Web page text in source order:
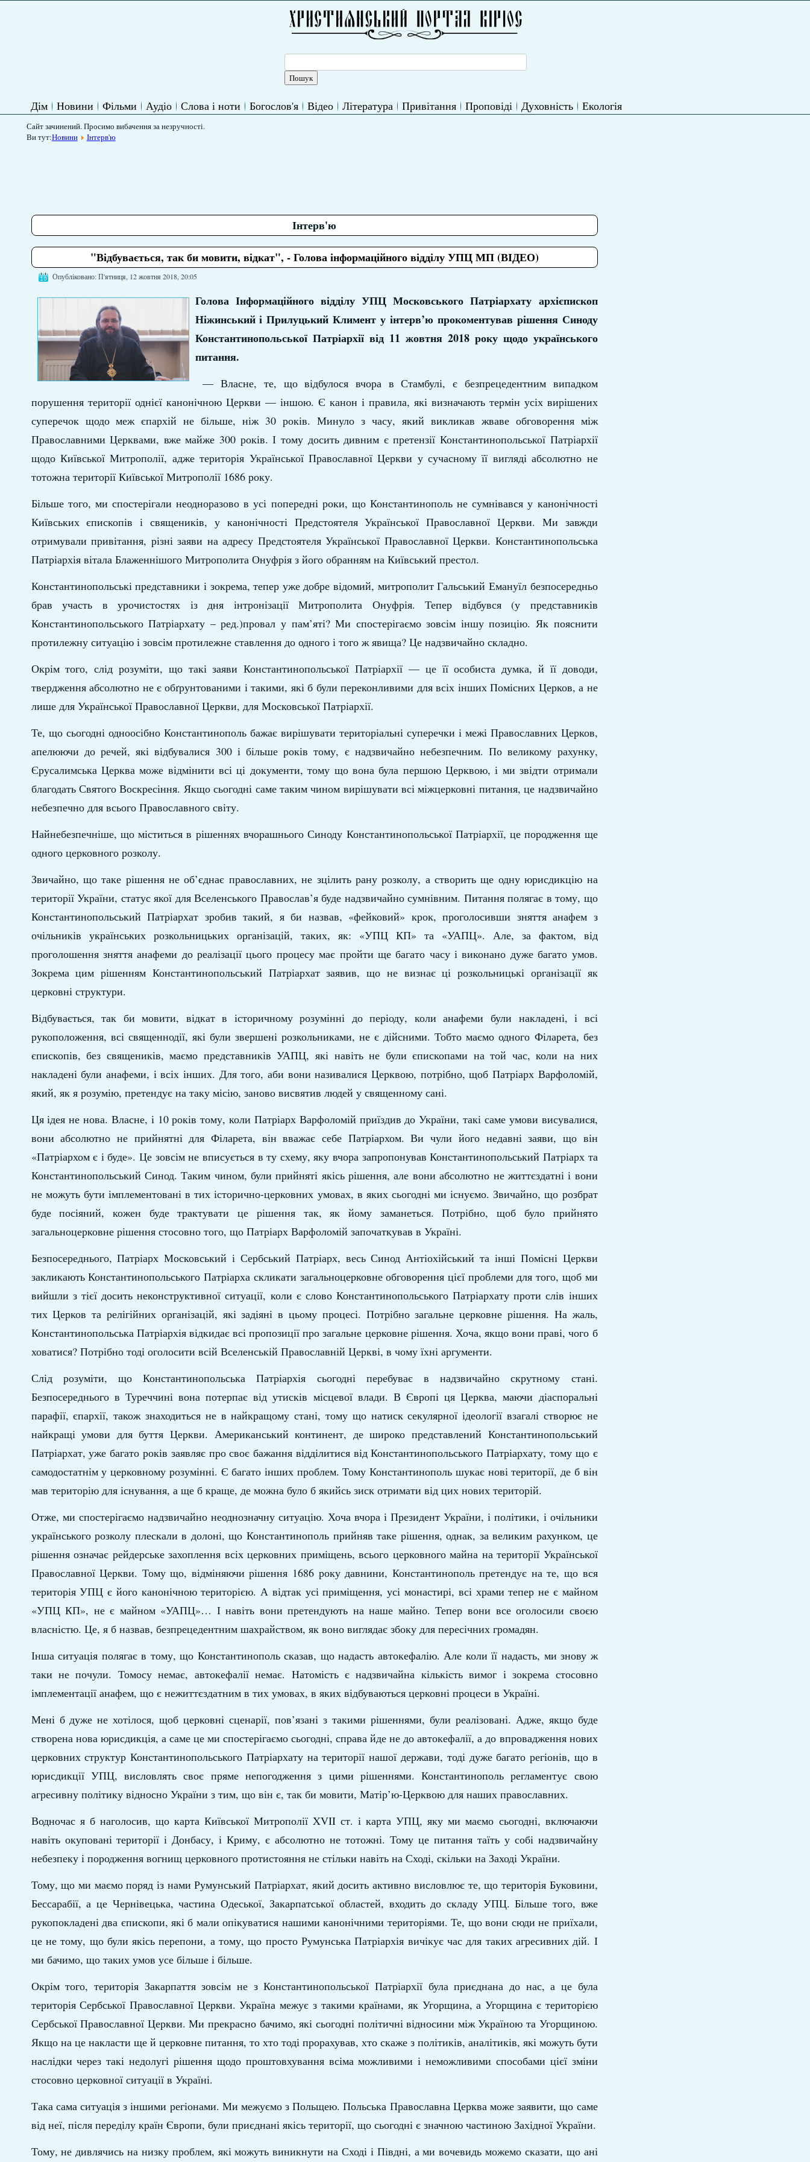
Дім Новини Фільми Аудіо Слова і ноти Богослов'я Відео Література Привітання Проповіді Духовність Екологія
Сайт зачинений. Просимо вибачення за незручності.
Ви тут:Новини Інтерв'ю
Інтерв'ю
"Відбувається, так би мовити, відкат", - Голова інформаційного відділу УПЦ МП (ВІДЕО)
Опубліковано: П'ятниця, 12 жовтня 2018, 20:05
Голова Інформаційного відділу УПЦ Московського Патріархату архієпископ
Ніжинський і Прилуцький Климент у інтерв’ю прокоментував рішення Синоду
Константинопольської Патріархії від 11 жовтня 2018 року щодо українського
питання.
— Власне, те, що відбулося вчора в Стамбулі, є безпрецедентним випадком
порушення території однієї канонічною Церкви — іншою. Є канон і правила, які визначають термін усіх вирішених
суперечок щодо меж єпархій не більше, ніж 30 років. Минуло з часу, який викликав жваве обговорення між
Православними Церквами, вже майже 300 років. І тому досить дивним є претензії Константинопольської Патріархії
щодо Київської Митрополії, адже територія Української Православної Церкви у сучасному її вигляді абсолютно не
тотожна території Київської Митрополії 1686 року.
Більше того, ми спостерігали неодноразово в усі попередні роки, що Константинополь не сумнівався у канонічності
Київських єпископів і священиків, у канонічності Предстоятеля Української Православної Церкви. Ми завжди
отримували привітання, різні заяви на адресу Предстоятеля Української Православної Церкви. Константинопольська
Патріархія вітала Блаженнішого Митрополита Онуфрія з його обранням на Київський престол.
Константинопольські представники і зокрема, тепер уже добре відомий, митрополит Гальський Емануїл безпосередньо
брав участь в урочистостях із дня інтронізації Митрополита Онуфрія. Тепер відбувся (у представників
Константинопольського Патріархату – ред.)провал у пам’яті? Ми спостерігаємо зовсім іншу позицію. Як пояснити
протилежну ситуацію і зовсім протилежне ставлення до одного і того ж явища? Це надзвичайно складно.
Окрім того, слід розуміти, що такі заяви Константинопольської Патріархії — це її особиста думка, й її доводи,
твердження абсолютно не є обґрунтованими і такими, які б були переконливими для всіх інших Помісних Церков, а не
лише для Української Православної Церкви, для Московської Патріархії.
Те, що сьогодні одноосібно Константинополь бажає вирішувати територіальні суперечки і межі Православних Церков,
апелюючи до речей, які відбувалися 300 і більше років тому, є надзвичайно небезпечним. По великому рахунку,
Єрусалимська Церква може відмінити всі ці документи, тому що вона була першою Церквою, і ми звідти отримали
благодать Святого Воскресіння. Якщо сьогодні саме таким чином вирішувати всі міжцерковні питання, це надзвичайно
небезпечно для всього Православного світу.
Найнебезпечніше, що міститься в рішеннях вчорашнього Синоду Константинопольської Патріархії, це породження ще
одного церковного розколу.
Звичайно, що таке рішення не об’єднає православних, не зцілить рану розколу, а створить ще одну юрисдикцію на
території України, статус якої для Вселенського Православ’я буде надзвичайно сумнівним. Питання полягає в тому, що
Константинопольський Патріархат зробив такий, я би назвав, «фейковий» крок, проголосивши зняття анафем з
очільників українських розкольницьких організацій, таких, як: «УПЦ КП» та «УАПЦ». Але, за фактом, від
проголошення зняття анафеми до реалізації цього процесу має пройти ще багато часу і виконано дуже багато умов.
Зокрема цим рішенням Константинопольський Патріархат заявив, що не визнає ці розкольницькі організації як
церковні структури.
Відбувається, так би мовити, відкат в історичному розумінні до періоду, коли анафеми були накладені, і всі
рукоположення, всі священнодії, які були звершені розкольниками, не є дійсними. Тобто маємо одного Філарета, без
єпископів, без священиків, маємо представників УАПЦ, які навіть не були єпископами на той час, коли на них
накладені були анафеми, і всіх інших. Для того, аби вони називалися Церквою, потрібно, щоб Патріарх Варфоломій,
який, як я розумію, претендує на таку місію, заново висвятив людей у священному сані.
Ця ідея не нова. Власне, і 10 років тому, коли Патріарх Варфоломій приїздив до України, такі саме умови висувалися,
вони абсолютно не прийнятні для Філарета, він вважає себе Патріархом. Ви чули його недавні заяви, що він
«Патріархом є і буде». Це зовсім не вписується в ту схему, яку вчора запропонував Константинопольський Патріарх та
Константинопольський Синод. Таким чином, були прийняті якісь рішення, але вони абсолютно не життєздатні і вони
не можуть бути імплементовані в тих історично-церковних умовах, в яких сьогодні ми існуємо. Звичайно, що розбрат
буде посіяний, кожен буде трактувати це рішення так, як йому заманеться. Потрібно, щоб було прийнято
загальноцерковне рішення стосовно того, що Патріарх Варфоломій започаткував в Україні.
Безпосереднього, Патріарх Московський і Сербський Патріарх, весь Синод Антіохійський та інші Помісні Церкви
закликають Константинопольського Патріарха скликати загальноцерковне обговорення цієї проблеми для того, щоб ми
вийшли з тієї досить неконструктивної ситуації, коли є слово Константинопольського Патріархату проти слів інших
тих Церков та релігійних організацій, які задіяні в цьому процесі. Потрібно загальне церковне рішення. На жаль,
Константинопольська Патріархія відкидає всі пропозиції про загальне церковне рішення. Хоча, якщо вони праві, чого б
ховатися? Потрібно тоді оголосити всій Вселенській Православній Церкві, в чому їхні аргументи.
Слід розуміти, що Константинопольська Патріархія сьогодні перебуває в надзвичайно скрутному стані.
Безпосереднього в Туреччині вона потерпає від утисків місцевої влади. В Європі ця Церква, маючи діаспоральні
парафії, єпархії, також знаходиться не в найкращому стані, тому що натиск секулярної ідеології взагалі створює не
найкращі умови для буття Церкви. Американський континент, де широко представлений Константинопольський
Патріархат, уже багато років заявляє про своє бажання відділитися від Константинопольського Патріархату, тому що є
самодостатнім у церковному розумінні. Є багато інших проблем. Тому Константинополь шукає нові території, де б він
мав територію для існування, а ще б краще, де можна було б якийсь зиск отримати від цих нових територій.
Отже, ми спостерігаємо надзвичайно неоднозначну ситуацію. Хоча вчора і Президент України, і політики, і очільники
українського розколу плескали в долоні, що Константинополь прийняв таке рішення, однак, за великим рахунком, це
рішення означає рейдерське захоплення всіх церковних приміщень, всього церковного майна на території Української
Православної Церкви. Тому що, відміняючи рішення 1686 року давнини, Константинополь претендує на те, що вся
територія УПЦ є його канонічною територією. А відтак усі приміщення, усі монастирі, всі храми тепер не є майном
«УПЦ КП», не є майном «УАПЦ»… І навіть вони претендують на наше майно. Тепер вони все оголосили своєю
власністю. Це, я б назвав, безпрецедентним шахрайством, як воно виглядає збоку для пересічних громадян.
Інша ситуація полягає в тому, що Константинополь сказав, що надасть автокефалію. Але коли її надасть, ми знову ж
таки не почули. Томосу немає, автокефалії немає. Натомість є надзвичайна кількість вимог і зокрема стосовно
імплементації анафем, що є нежиттєздатним в тих умовах, в яких відбуваються церковні процеси в Україні.
Мені б дуже не хотілося, щоб церковні сценарії, пов’язані з такими рішеннями, були реалізовані. Адже, якщо буде
створена нова юрисдикція, а саме це ми спостерігаємо сьогодні, справа йде не до автокефалії, а до впровадження нових
церковних структур Константинопольського Патріархату на території нашої держави, тоді дуже багато регіонів, що в
юрисдикції УПЦ, висловлять своє пряме непогодження з цими рішеннями. Константинополь регламентує свою
агресивну політику відносно України з тим, що він є, так би мовити, Матір’ю-Церквою для наших православних.
Водночас я б наголосив, що карта Київської Митрополії XVII ст. і карта УПЦ, яку ми маємо сьогодні, включаючи
навіть окуповані території і Донбасу, і Криму, є абсолютно не тотожні. Тому це питання таїть у собі надзвичайну
небезпеку і породження вогнищ церковного протистояння не стільки навіть на Сході, скільки на Заході України.
Тому, що ми маємо поряд із нами Румунський Патріархат, який досить активно висловлює те, що територія Буковини,
Бессарабії, а це Чернівецька, частина Одеської, Закарпатської областей, входить до складу УПЦ. Більше того, вже
рукопокладені два єпископи, які б мали опікуватися нашими канонічними територіями. Те, що вони сюди не приїхали,
це не тому, що були якісь перепони, а тому, що просто Румунська Патріархія вичікує час для таких агресивних дій. І
ми бачимо, що таких умов усе більше і більше.
Окрім того, територія Закарпаття зовсім не з Константинопольської Патріархії була приєднана до нас, а це була
територія Сербської Православної Церкви. Україна межує з такими країнами, як Угорщина, а Угорщина є територією
Сербської Православної Церкви. Ми прекрасно бачимо, які сьогодні політичні відносини між Україною та Угорщиною.
Якщо на це накласти ще й церковне питання, то хто тоді прорахував, хто скаже з політиків, аналітиків, які можуть бути
наслідки через такі недолугі рішення щодо проштовхування всіма можливими і неможливими способами цієї зміни
стосовно церковної ситуації в Україні.
Така сама ситуація з іншими регіонами. Ми межуємо з Польщею. Польська Православна Церква може заявити, що саме
від неї, після переділу країн Європи, були приєднані якісь території, що сьогодні є значною частиною Західної України.
Тому, не дивлячись на низку проблем, які можуть виникнути на Сході і Півдні, а ми вочевидь можемо сказати, що ані